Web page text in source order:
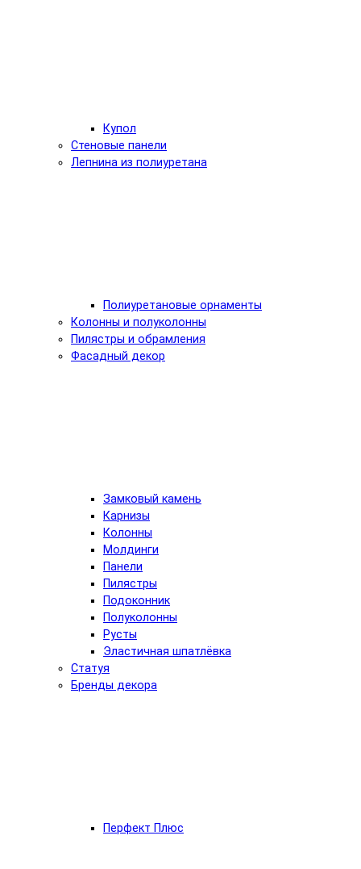
Купол
Стеновые панели
Лепнина из полиуретана
Полиуретановые орнаменты
Колонны и полуколонны
Пилястры и обрамления
Фасадный декор
Замковый камень
Карнизы
Колонны
Молдинги
Панели
Пилястры
Подоконник
Полуколонны
Русты
Эластичная шпатлёвка
Статуя
Бренды декора
Перфект Плюс